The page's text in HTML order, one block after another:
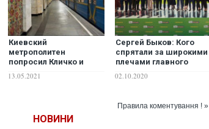
Киевский
метрополитен
попросил Кличко и
цену на проезд.
13.05.2021
Сергей Быков: Кого
спрятали за широкими
плечами главного
Николая Тищенко?
02.10.2020
Правила коментування ! »
НОВИНИ